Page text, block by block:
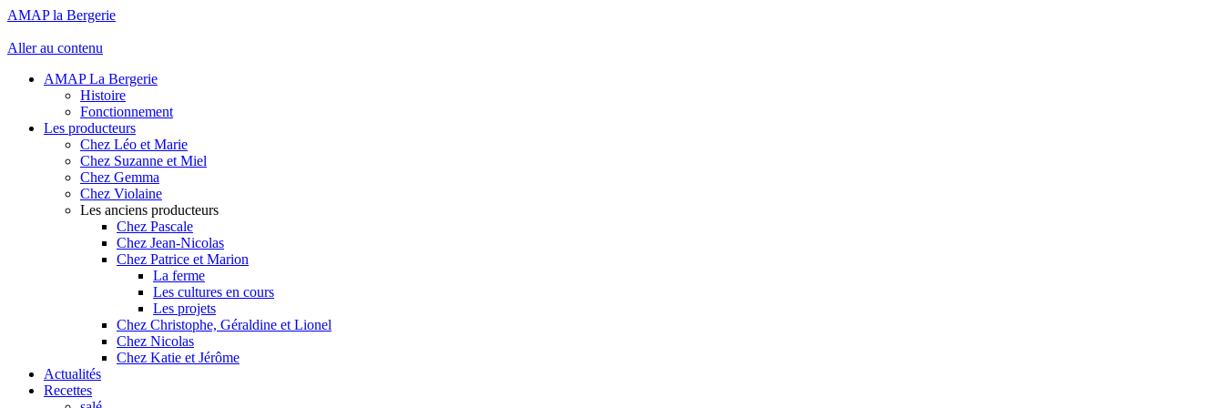
AMAP la Bergerie
Aller au contenu
AMAP La Bergerie
Histoire
Fonctionnement
Les producteurs
Chez Léo et Marie
Chez Suzanne et Miel
Chez Gemma
Chez Violaine
Les anciens producteurs
Chez Pascale
Chez Jean-Nicolas
Chez Patrice et Marion
La ferme
Les cultures en cours
Les projets
Chez Christophe, Géraldine et Lionel
Chez Nicolas
Chez Katie et Jérôme
Actualités
Recettes